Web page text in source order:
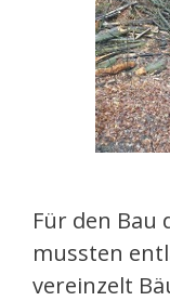
Für den Bau
mussten
vereinzelt